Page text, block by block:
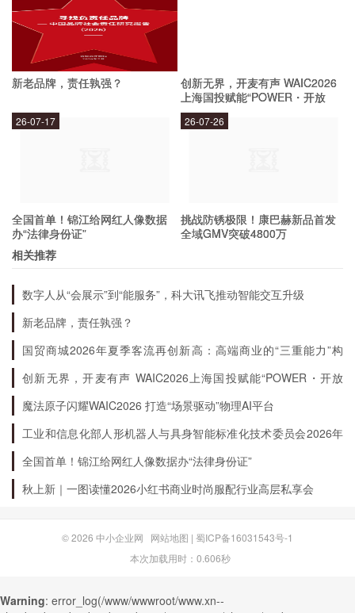
以下问题：一是基本养老金待遇水平相对较低，难
以满足职工的养老需求；二是基本养老金调整机制
不够灵活，调整幅度过小；三是企业养老金基金运
营管理水平较低，投资收益率偏低。
老金的发展。例如，提高城镇职工基本养老金待遇
标准，建立灵活的调整机制；加强企业养老金基金
加职业年金计划等。这些措施的实施将有助于提高
天津企业养老金的发放水平，更好地满足职工的养
老需求。
新老品牌，责任孰强？
创新无界，开麦有声 WAIC2026
上海国投赋能“POWER・开放
麦”专场成功举办
全国首单！锦江给网红人像数据
办“法律身份证”
26-07-17
挑战防锈极限！康巴赫新品首发
全域GMV突破4800万
26-07-26
相关推荐
数字人从“会展示”到“能服务”，科大讯飞推动智能交互升级
新老品牌，责任孰强？
国贸商城2026年夏季客流再创新高：高端商业的“三重能力”构
创新无界，开麦有声 WAIC2026上海国投赋能“POWER・开放
麦”专场成功举办
魔法原子闪耀WAIC2026 打造“场景驱动”物理AI平台
工业和信息化部人形机器人与具身智能标准化技术委员会2026年
度全体会议暨“标准周”活动在浙江绍兴召开
全国首单！锦江给网红人像数据办“法律身份证”
秋上新｜一图读懂2026小红书商业时尚服配行业高层私享会
© 2026 中小企业网 网站地图 | 蜀ICP备16031543号-1
本次加载用时：0.606秒
Warning: error_log(/www/wwwroot/www.xn--